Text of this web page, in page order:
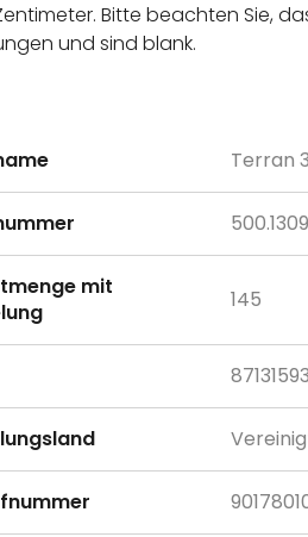
Bitte beachten Sie,
und sind blank.
Terran
mit
145